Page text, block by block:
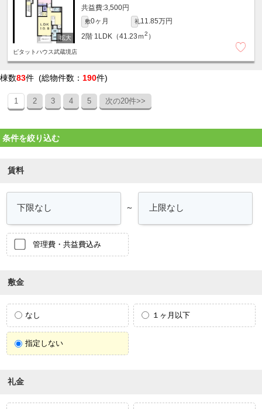
3,500円
敷0ヶ月 礼11.85万円
2階 1LDK（41.23ｍ2 ）
ピタットハウス武蔵境店
棟数83件 (総物件数： 190件)
1 2 3 4 5 次の20件>>
条件を絞り込む
賃料
～
管理費・共益費込み
敷金
なし １ヶ月以下
指定しない
礼金